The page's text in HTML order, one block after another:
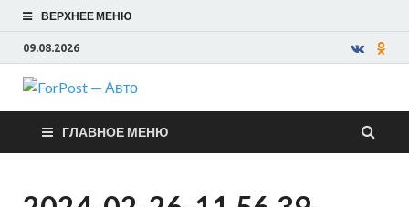
ВЕРХНЕЕ МЕНЮ
09.08.2026
ForPost —
Авто
ГЛАВНОЕ МЕНЮ